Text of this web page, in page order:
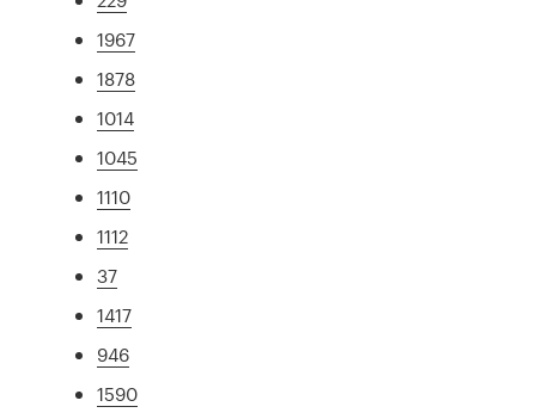
1967
1878
1014
1045
1110
1112
37
1417
946
1590